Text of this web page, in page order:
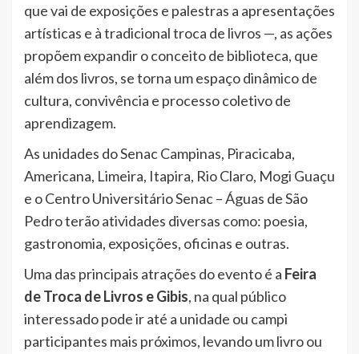
que vai de exposições e palestras a apresentações
artísticas e à tradicional troca de livros —, as ações
propõem expandir o conceito de biblioteca, que
além dos livros, se torna um espaço dinâmico de
cultura, convivência e processo coletivo de
aprendizagem.
As unidades do Senac Campinas, Piracicaba,
Americana, Limeira, Itapira, Rio Claro, Mogi Guaçu
e o Centro Universitário Senac – Águas de São
Pedro terão atividades diversas como: poesia,
gastronomia, exposições, oficinas e outras.
Uma das principais atrações do evento é a Feira
de Troca de Livros e Gibis, na qual público
interessado pode ir até a unidade ou campi
participantes mais próximos, levando um livro ou